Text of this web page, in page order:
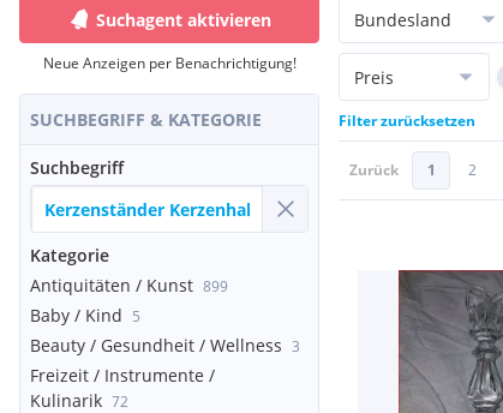
Suchagent aktivieren
Neue Anzeigen per Benachrichtigung!
SUCHBEGRIFF & KATEGORIE
Suchbegriff
Kategorie
Antiquitäten / Kunst 899
Baby / Kind 5
Beauty / Gesundheit / Wellness 3
Freizeit / Instrumente /
Kulinarik 72
Bundesland
Preis
Filter zurücksetzen
Zurück 1 2